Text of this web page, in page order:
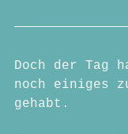
Doch der Tag
noch einiges
gehabt.